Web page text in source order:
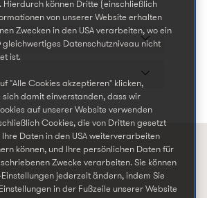
Hierdurch können Dritte (einschließlich
von unserer Website erhalten
Zwecken in den USA verarbeiten, wo ein
gleichwertiges Datenschutzniveau nicht
ist.
"Alle Cookies akzeptieren" klicken,
sich damit einverstanden, dass wir
auf unserer Website verwenden
Cookies, die von Dritten gesetzt
Daten in den USA weiterverarbeiten
können, und Ihre persönlichen Daten für
Zwecke verarbeiten. Sie können
Einstellungen jederzeit ändern, indem Sie
in der Fußzeile unserer Website